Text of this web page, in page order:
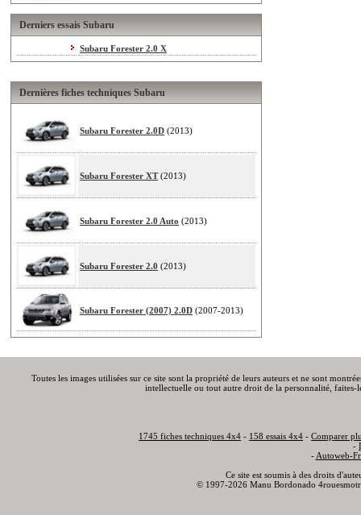
Derniers essais Subaru
Subaru Forester 2.0 X
Dernières fiches techniques Subaru
Subaru Forester 2.0D (2013)
Subaru Forester XT(2013)
Subaru Forester 2.0 Auto (2013)
Subaru Forester 2.0 (2013)
Subaru Forester (2007) 2.0D (2007-2013)
Toutes les images utilisées sur ce site sont la propriété de leurs auteurs et ne sont
intellectuelle ou tout autre droit de la personnalité,
1745 fiches techniques 4x4 - 158 essais 4x4 - Comparer
-
- Autoweb-
Ce site est soumis à des droits
© 1997-2026 Manu Bordonado